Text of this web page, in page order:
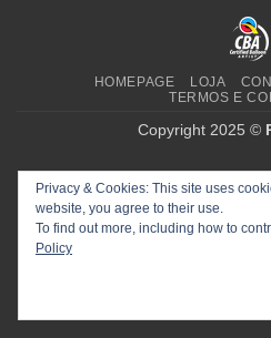
HOMEPAGE LOJA
TERMOS E
Copyright 2025 ©
Privacy & Cookies: This site uses
website, you agree to their use.
To find out more, including how to
Policy